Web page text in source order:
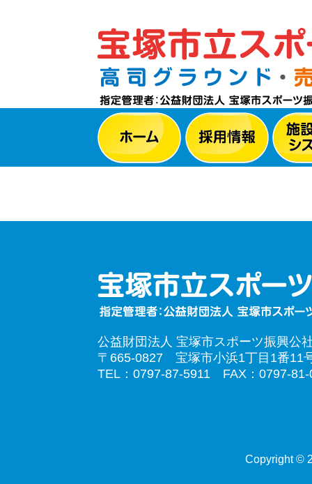
公益財団法人 宝塚市スポーツ振興公
〒665-0827 宝塚市小浜1丁目1番11
TEL：0797-87-5911 FAX：0797-81-
Copyright ©